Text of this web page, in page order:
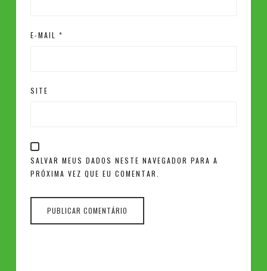
E-MAIL *
SITE
SALVAR MEUS DADOS NESTE NAVEGADOR PARA A
PRÓXIMA VEZ QUE EU COMENTAR.